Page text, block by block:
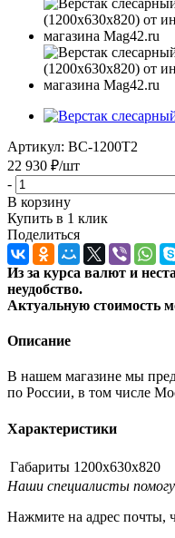
Артикул: ВС-1200Т2
22 930 ₽/шт
-
В корзину
Купить в 1 клик
Поделиться
Из за курса валют и
неудобство.
Актуальную стоимость
Описание
В нашем магазине мы
по России, в том числе
Характеристики
Габариты 1200x630x820
Наши специалисты
Нажмите на адрес почты,